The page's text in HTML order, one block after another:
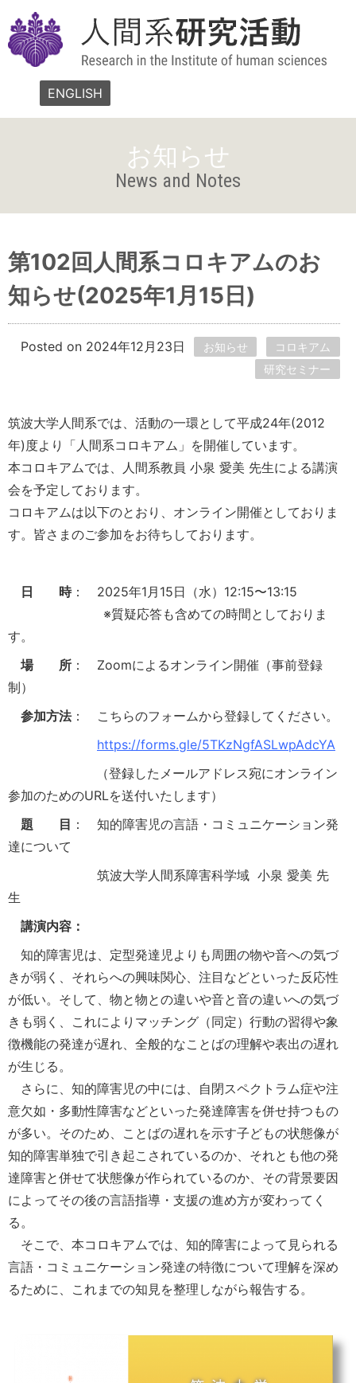
ENGLISH
お知らせ
News and Notes
第102回人間系コロキアムのお
知らせ(2025年1月15日)
Posted on 2024年12月23日 お知らせ
コロキアム
研究セミナー
筑波大学人間系では、活動の一環として平成24年(2012
年)度より「人間系コロキアム」を開催しています。
本コロキアムでは、人間系教員 小泉 愛美 先生による講演
会を予定しております。
コロキアムは以下のとおり、オンライン開催としておりま
す。皆さまのご参加をお待ちしております。
日 時： 2025年1月15日（水）12:15〜13:15
※質疑応答も含めての時間としておりま
す。
場 所 ： Zoomによるオンライン開催（事前登録
制）
参加方法： こちらのフォームから登録してください。
https://forms.gle/5TKzNgfASLwpAdcYA
（登録したメールアドレス宛にオンライン
参加のためのURLを送付いたします）
題 目 ： 知的障害児の言語・コミュニケーション発
達について
筑波大学人間系障害科学域 小泉 愛美 先
生
講演内容：
知的障害児は、定型発達児よりも周囲の物や音への気づ
きが弱く、それらへの興味関心、注目などといった反応性
が低い。そして、物と物との違いや音と音の違いへの気づ
きも弱く、これによりマッチング（同定）行動の習得や象
徴機能の発達が遅れ、全般的なことばの理解や表出の遅れ
が生じる。
さらに、知的障害児の中には、自閉スペクトラム症や注
意欠如・多動性障害などといった発達障害を併せ持つもの
が多い。そのため、ことばの遅れを示す子どもの状態像が
知的障害単独で引き起こされているのか、それとも他の発
達障害と併せて状態像が作られているのか、その背景要因
によってその後の言語指導・支援の進め方が変わってく
る。
そこで、本コロキアムでは、知的障害によって見られる
言語・コミュニケーション発達の特徴について理解を深め
るために、これまでの知見を整理しながら報告する。